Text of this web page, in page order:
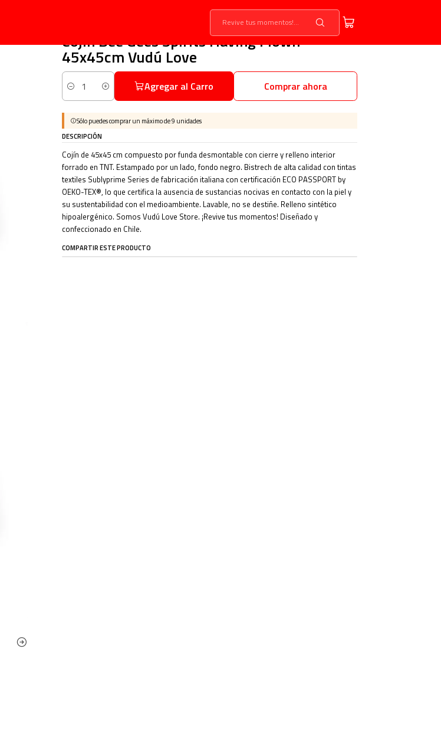
Cojín Bee Gees Spirits Having Flown
45x45cm Vudú Love
Cantidad Agregar al Carro Comprar ahora
Sólo puedes comprar un máximo de 9 unidades
DESCRIPCIÓN
Cojín de 45x45 cm compuesto por funda desmontable con cierre y relleno interior
forrado en TNT. Estampado por un lado, fondo negro. Bistrech de alta calidad con tintas
textiles Sublyprime Series de fabricación italiana con certificación ECO PASSPORT by
OEKO-TEX®, lo que certifica la ausencia de sustancias nocivas en contacto con la piel y
su sustentabilidad con el medioambiente. Lavable, no se destiñe. Relleno sintético
hipoalergénico. Somos Vudú Love Store. ¡Revive tus momentos! Diseñado y
confeccionado en Chile.
COMPARTIR ESTE PRODUCTO